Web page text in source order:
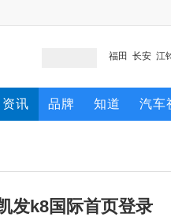
福田 长安 江
资讯 品牌 知道 汽车
发k8国际首页登录